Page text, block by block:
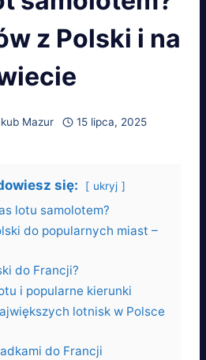
z Polski i na
Mazur 15 lipca, 2025
się: ukryj
lotu samolotem?
do popularnych miast –
do Francji?
i popularne kierunki
lotnisk w Polsce
do Francji